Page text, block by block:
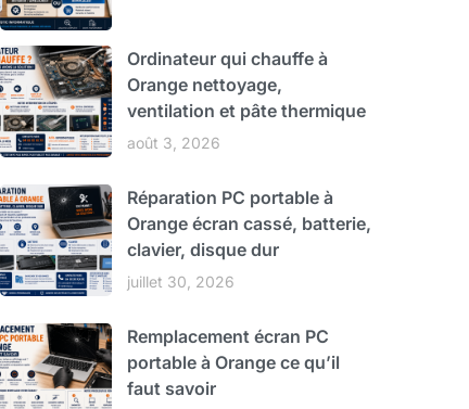
Ordinateur qui chauffe à
Orange nettoyage,
ventilation et pâte thermique
août 3, 2026
Réparation PC portable à
Orange écran cassé, batterie,
clavier, disque dur
juillet 30, 2026
Remplacement écran PC
portable à Orange ce qu’il
faut savoir